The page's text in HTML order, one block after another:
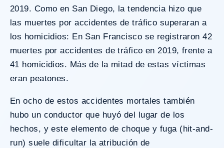
2019. Como en San Diego, la tendencia hizo que
las muertes por accidentes de tráfico superaran a
los homicidios: En San Francisco se registraron 42
muertes por accidentes de tráfico en 2019, frente a
41 homicidios. Más de la mitad de estas víctimas
eran peatones.
En ocho de estos accidentes mortales también
hubo un conductor que huyó del lugar de los
hechos, y este elemento de choque y fuga (hit-and-
run) suele dificultar la atribución de